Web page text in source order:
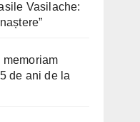
Vasilache:
memoriam
de ani de la